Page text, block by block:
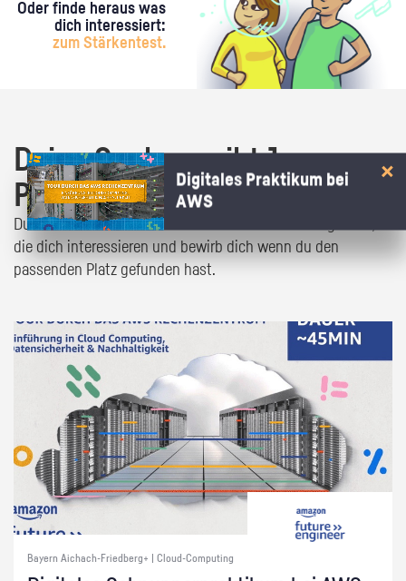
Oder finde heraus was
dich interessiert:
zum Stärkentest.
Deine Suche ergibt 1
Praktikumsangebot!
Du bist fast da! Klick dich durch die Praktikumsangebote,
die dich interessieren und bewirb dich wenn du den
passenden Platz gefunden hast.
Bayern Aichach-Friedberg+ | Cloud-Computing
Digitales Praktikum bei
AWS